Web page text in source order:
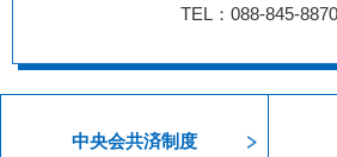
TEL：088-845-8870 FAX
中央会共済制度